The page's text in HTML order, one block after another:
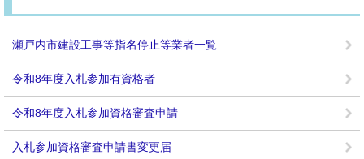
瀬戸内市建設工事等指名停止等業者一覧
令和8年度入札参加有資格者
令和8年度入札参加資格審査申請
入札参加資格審査申請書変更届